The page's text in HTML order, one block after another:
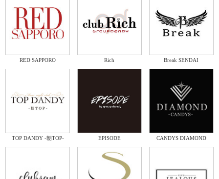
RED SAPPORO Rich Break SENDAI
TOP DANDY -朝TOP- EPISODE CANDYS DIAMOND